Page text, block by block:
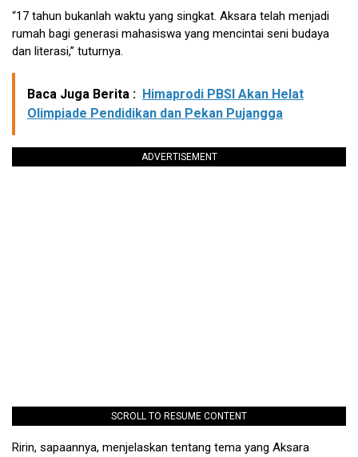
“17 tahun bukanlah waktu yang singkat. Aksara telah menjadi
rumah bagi generasi mahasiswa yang mencintai seni budaya
dan literasi,” tuturnya.
Baca Juga Berita : Himaprodi PBSI Akan Helat
Olimpiade Pendidikan dan Pekan Pujangga
ADVERTISEMENT
SCROLL TO RESUME CONTENT
Ririn, sapaannya, menjelaskan tentang tema yang Aksara